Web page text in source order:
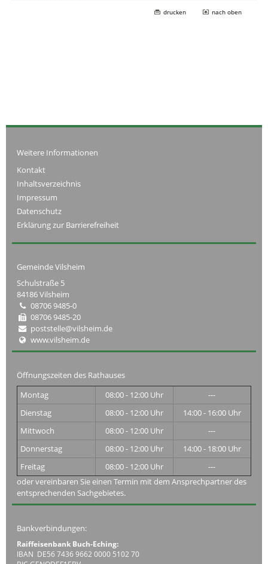
drucken nach oben
Weitere Informationen
Kontakt
Inhaltsverzeichnis
Impressum
Datenschutz
Erklärung zur Barrierefreiheit
Gemeinde Vilsheim
Schulstraße 5
84186 Vilsheim
08706 9485-0
08706 9485-20
poststelle@vilsheim.de
www.vilsheim.de
Öffnungszeiten des Rathauses
Montag
08:00 - 12:00 Uhr
---
Dienstag
08:00 - 12:00 Uhr
14:00 - 16:00 Uhr
Mittwoch
08:00 - 12:00 Uhr
---
Donnerstag
08:00 - 12:00 Uhr
14:00 - 18:00 Uhr
Freitag
08:00 - 12:00 Uhr
---
oder vereinbaren Sie einen Termin mit dem Ansprechpartner des
entsprechenden Sachgebietes.
Bankverbindungen:
Raiffeisenbank Buch-Eching:
IBAN DE56 7436 9662 0000 5102 70